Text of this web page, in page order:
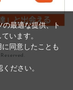
の最適な提供、ト
います。
同意したことも
ださい。